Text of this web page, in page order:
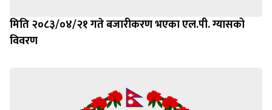
मिति २०८३/०४/२१ गते बजारीकरण भएका एल.पी. ग्यासको
विवरण